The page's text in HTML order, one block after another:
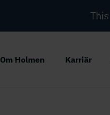
Om Holmen Karriär